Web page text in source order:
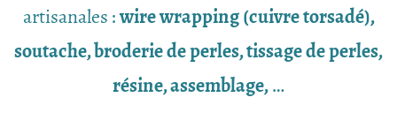
artisanales :wire wrapping (cuivre torsadé),
soutache, broderie de perles, tissage de perles,
résine, assemblage,…